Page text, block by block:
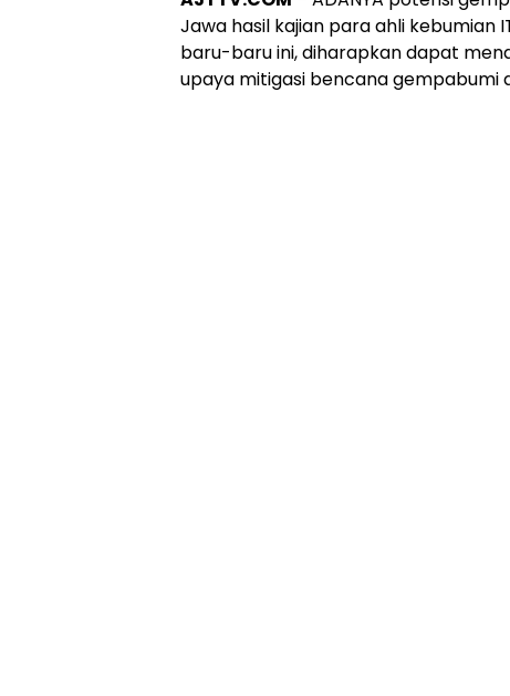
Jawa hasil kajian para ahli kebumian
baru-baru ini, diharapkan dapat
upaya mitigasi bencana gempabumi